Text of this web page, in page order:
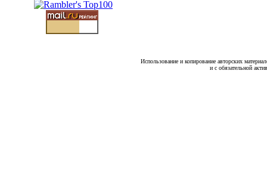
Использование и копирование авторских
и с обязательной